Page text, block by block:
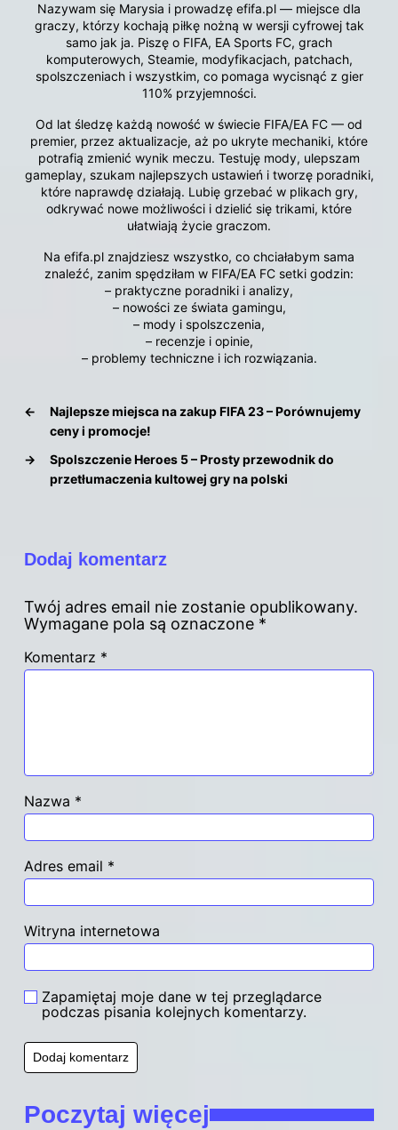
Nazywam się Marysia i prowadzę efifa.pl — miejsce dla
graczy, którzy kochają piłkę nożną w wersji cyfrowej tak
samo jak ja. Piszę o FIFA, EA Sports FC, grach
komputerowych, Steamie, modyfikacjach, patchach,
spolszczeniach i wszystkim, co pomaga wycisnąć z gier
110% przyjemności.
Od lat śledzę każdą nowość w świecie FIFA/EA FC — od
premier, przez aktualizacje, aż po ukryte mechaniki, które
potrafią zmienić wynik meczu. Testuję mody, ulepszam
gameplay, szukam najlepszych ustawień i tworzę poradniki,
które naprawdę działają. Lubię grzebać w plikach gry,
odkrywać nowe możliwości i dzielić się trikami, które
ułatwiają życie graczom.
Na efifa.pl znajdziesz wszystko, co chciałabym sama
znaleźć, zanim spędziłam w FIFA/EA FC setki godzin:
– praktyczne poradniki i analizy,
– nowości ze świata gamingu,
– mody i spolszczenia,
– recenzje i opinie,
– problemy techniczne i ich rozwiązania.
←
Najlepsze miejsca na zakup FIFA 23 – Porównujemy
ceny i promocje!
→
Spolszczenie Heroes 5 – Prosty przewodnik do
przetłumaczenia kultowej gry na polski
Dodaj komentarz
Twój adres email nie zostanie opublikowany.
Wymagane pola są oznaczone *
Komentarz *
Nazwa *
Adres email *
Witryna internetowa
Zapamiętaj moje dane w tej przeglądarce
podczas pisania kolejnych komentarzy.
Poczytaj więcej